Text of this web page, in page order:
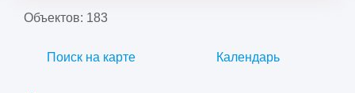
Объектов: 183
Поиск на карте Календарь